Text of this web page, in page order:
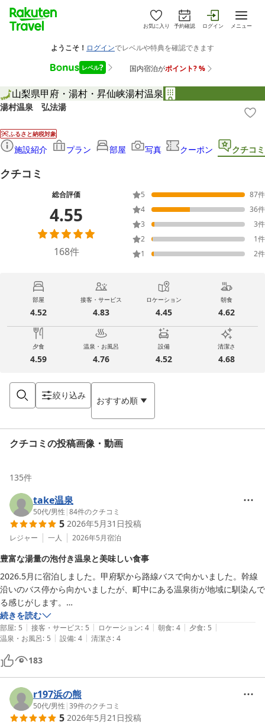
お気に入り 予約確認 ログイン メニュー
山梨県甲府・湯村・昇仙峡湯村温泉
湯村温泉 弘法湯
ふるさと納税対象
施設紹介 プラン 部屋 写真 クーポン クチコミ
クチコミ
総合評価
4.55
168件
5 87件
4
36件
3
3件
2
1件
1
2件
部屋
4.52
接客・サービス
4.83
ロケーション
4.45
朝食
4.62
夕食
4.59
温泉・お風呂
4.76
設備
4.52
清潔さ
4.68
絞り込み おすすめ順
クチコミの投稿画像・動画
135件
take温泉
50代/男性 |84件のクチコミ
5 2026年5月31日投稿
レジャー 一人 2026年5月宿泊
豊富な湯量の泡付き温泉と美味しい食事
2026.5月に宿泊しました。甲府駅から路線バスで向かいました。幹線
沿いのバス停から向かいましたが、町中にある温泉街が地域に馴染んで
る感じがします。
早速お風呂に入りましたが、浴槽からオーバーフローする豊富な湯量
で、泡付きもありました。貸切湯もあり温度も温めで何時間でも入れそ
うです。
食事は部屋食で天麩羅や鍋など十分な量で、馬刺しも美味しく頂きまし
た。
ゆったりできる素敵な宿でした。
続きを読む
部屋: 5 | 接客・サービス: 5 | ロケーション: 4 | 朝食: 4 | 夕食: 5 |
温泉・お風呂: 5 | 設備: 4 | 清潔さ: 4
183
r197浜の熊
50代/男性 |39件のクチコミ
5 2026年5月21日投稿